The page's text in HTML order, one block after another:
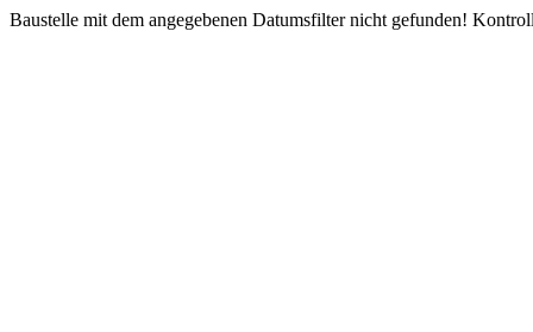
Baustelle mit dem angegebenen Datumsfilter nicht gefunden!